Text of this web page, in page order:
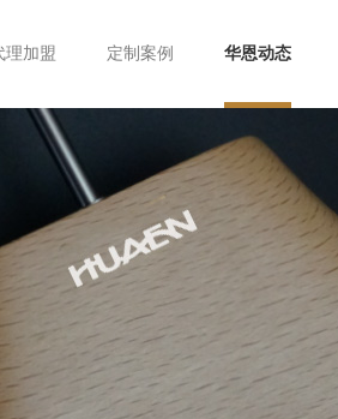
理加盟 定制案例 华恩动态